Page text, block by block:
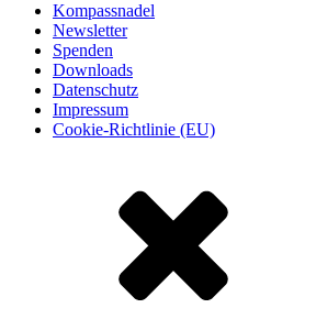
Kompassnadel
Newsletter
Spenden
Downloads
Datenschutz
Impressum
Cookie-Richtlinie (EU)